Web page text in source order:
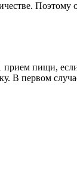
прием пищи,
В первом